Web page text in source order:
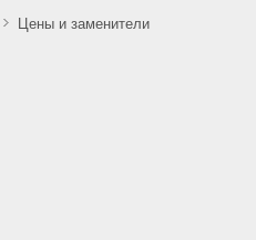
Цены и заменители